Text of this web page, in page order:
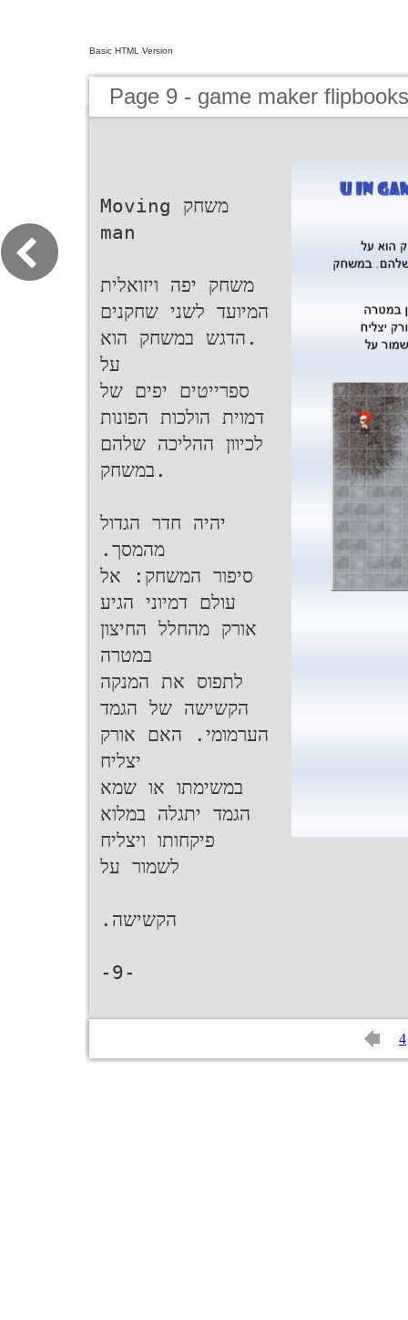
Basic HTML Version
Page 9 - game maker
‫משחק ‪Moving
man‬‬
‫משחק יפה ויזואלית
.‬הדגש במשחק הוא
על‬
‫ספרייטים יפים של
דמוית הולכות הפונות
.‬במשחק‬
‫יהיה חדר הגדול
מהמסך‪.‬‬
‫סיפור המשחק‪ :‬אל
עולם דמיוני הגיע
אורק מהחלל החיצון
במטרה‬
‫לתפוס את המנקה
הקשישה של הגמד
הערמומי‪ .‬האם אורק
יצליח‬
‫במשימתו או שמא
הגמד יתגלה במלוא
פיקחותו ויצליח
לשמור על‬
‫הקשישה‪.‬‬
4